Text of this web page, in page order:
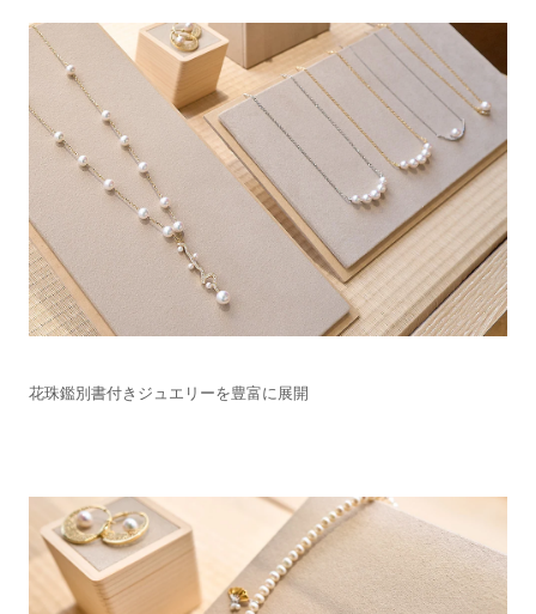
花珠鑑別書付きジュエリーを豊富に展開